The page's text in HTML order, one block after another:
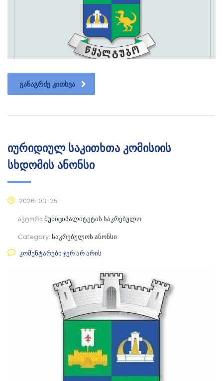
ᲒᲐᲜᲐᲒᲠᲫᲔ ᲙᲘᲗᲮᲕᲐ
იურიდიულ საკითხთა კომისიის
სხდომის ანონსი
2026-03-25
ავტორი მუნიციპალიტეტის საკრებულო
Category: საკრებულოს ანონსი
კომენტარები ჯერ არ არის